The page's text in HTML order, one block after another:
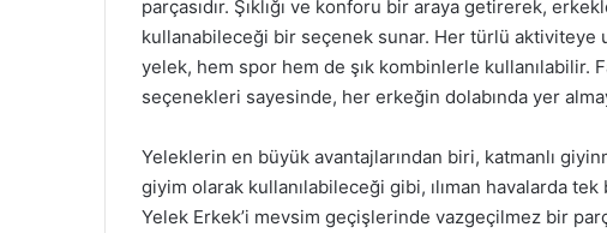
parçasıdır. Şıklığı ve konforu bir araya getirerek,
kullanabileceği bir seçenek sunar. Her türlü aktiviteye
yelek, hem spor hem de şık kombinlerle kullanılabilir.
seçenekleri sayesinde, her erkeğin dolabında yer
Yeleklerin en büyük avantajlarından biri, katmanlı
giyim olarak kullanılabileceği gibi, ılıman havalarda
Yelek Erkek’i mevsim geçişlerinde vazgeçilmez bir